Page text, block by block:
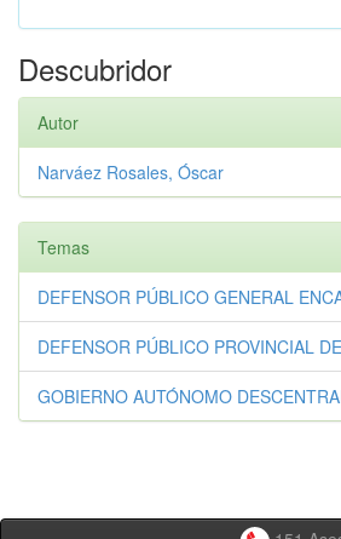
Descubridor
Autor
Narváez Rosales, Óscar
Temas
DEFENSOR PÚBLICO GENERAL
DEFENSOR PÚBLICO PROVINCIAL
GOBIERNO AUTÓNOMO